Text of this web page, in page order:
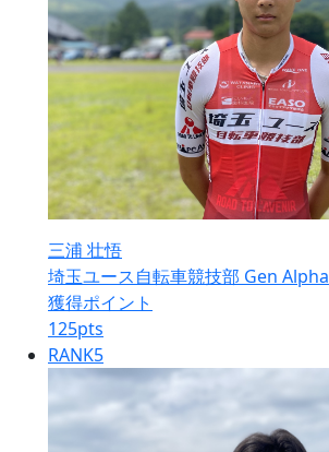
三浦 壮悟
埼玉ユース自転車競技部 Gen Alpha
獲得ポイント
125pts
RANK5